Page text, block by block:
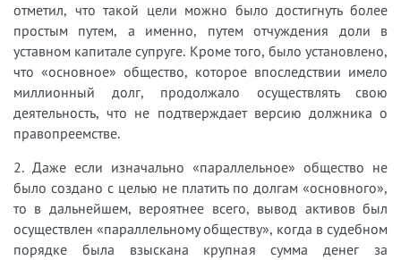
отметил, что такой цели можно было достигнуть более
простым путем, а именно, путем отчуждения доли в
уставном капитале супруге. Кроме того, было установлено,
что «основное» общество, которое впоследствии имело
миллионный долг, продолжало осуществлять свою
деятельность, что не подтверждает версию должника о
правопреемстве.
2. Даже если изначально «параллельное» общество не
было создано с целью не платить по долгам «основного»,
то в дальнейшем, вероятнее всего, вывод активов был
осуществлен «параллельному обществу», когда в судебном
порядке была взыскана крупная сумма денег за